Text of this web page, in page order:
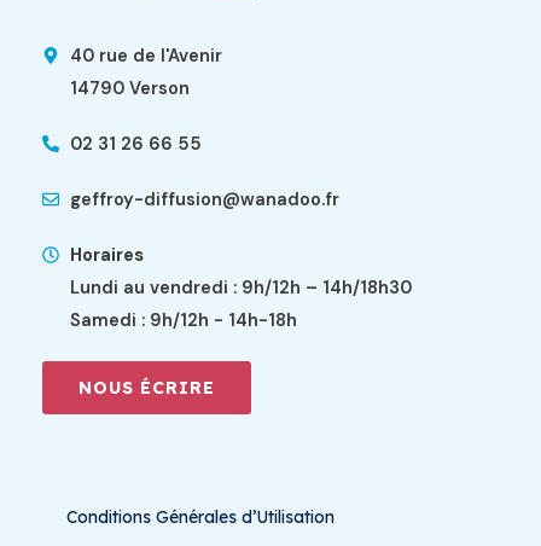
40 rue de l'Avenir
14790 Verson
02 31 26 66 55
geffroy-diffusion@wanadoo.fr
Horaires
Lundi au vendredi : 9h/12h – 14h/18h30
Samedi : 9h/12h - 14h-18h
NOUS ÉCRIRE
Conditions Générales d’Utilisation